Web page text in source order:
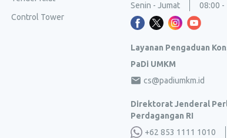
Control Tower
Senin - Jumat
08:00 -
Layanan Pengaduan
PaDi UMKM
cs@padiumkm.id
Direktorat Jenderal
Perdagangan RI
+62 853 1111 1010